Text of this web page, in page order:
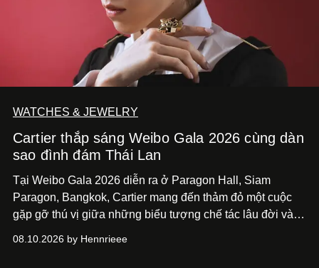
WATCHES & JEWELRY
Cartier thắp sáng Weibo Gala 2026 cùng dàn
sao đình đám Thái Lan
Tại Weibo Gala 2026 diễn ra ở Paragon Hall, Siam
Paragon, Bangkok, Cartier mang đến thảm đỏ một cuộc
gặp gỡ thú vị giữa những biểu tượng chế tác lâu đời và
Lan. Sáu gương mặt gồm Tor Thanapob, Jeff Satur, PP
08.10.2026 by Hennrieee